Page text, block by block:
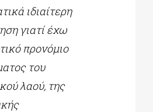
ιδιαίτερη
γιατί έχω
προνόμιο
του
λαού, της